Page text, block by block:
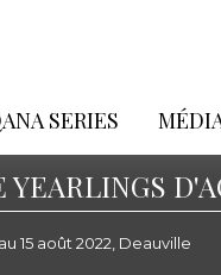
SERIES
YEARLINGS
15 août 2022, Deauville